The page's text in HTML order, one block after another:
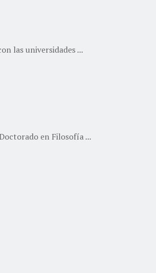
las universidades ...
en Filosofía ...